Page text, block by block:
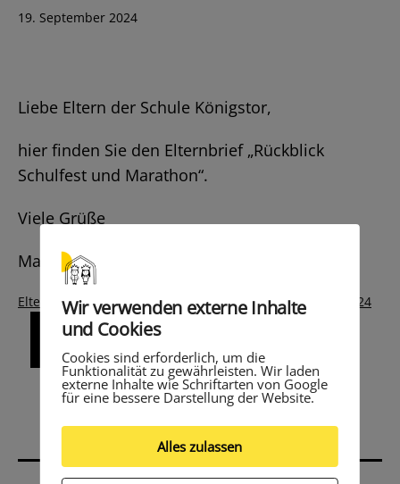
Veröffentlicht
19. September 2024
Liebe Eltern der Schule Königstor,
hier finden Sie den Elternbrief „Rückblick
Schulfest und Marathon“.
Viele Grüße
Marc Rosch
Elternbrief-Rueckblick-Schulfest-und-Marathon_19.09.2024
Herunterladen
Wir verwenden externe Inhalte
und Cookies
Cookies sind erforderlich, um die
Funktionalität zu gewährleisten. Wir laden
externe Inhalte wie Schriftarten von Google
für eine bessere Darstellung der Website.
Alles zulassen